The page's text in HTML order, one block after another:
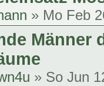
» Mo Feb
Männer
» So Jun